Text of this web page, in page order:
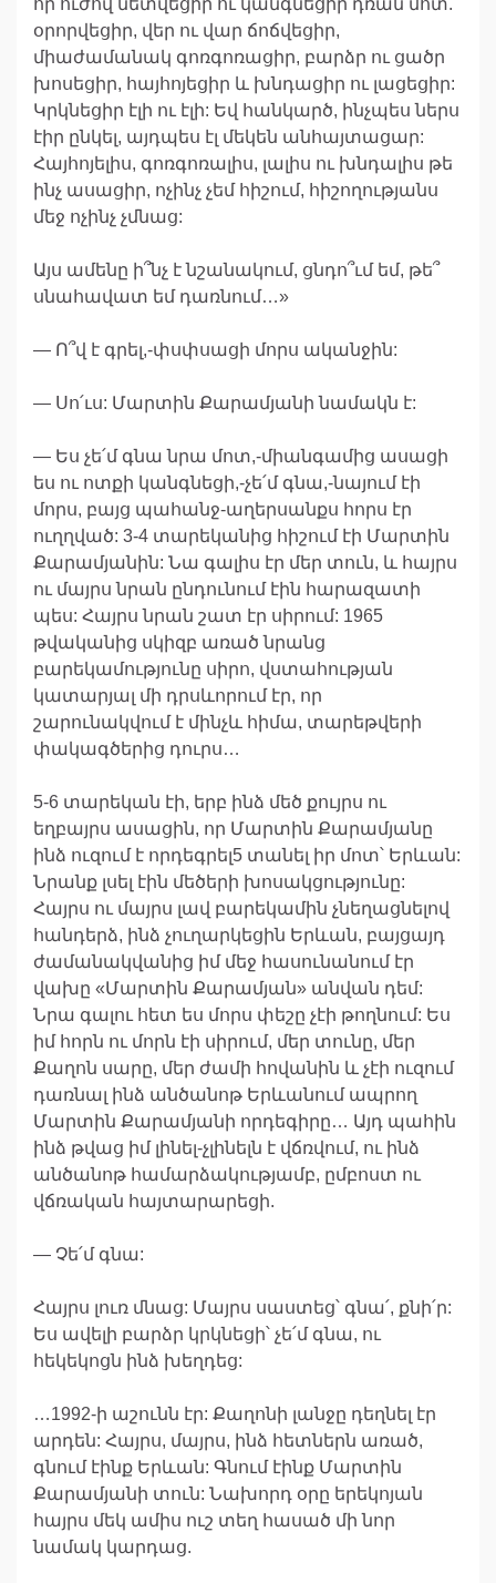
օրորվեցիր, վեր ու վար ճոճվեցիր,
միաժամանակ գոռգոռացիր, բարձր ու ցածր
խոսեցիր, հայհոյեցիր և խնդացիր ու լացեցիր:
Կրկնեցիր էլի ու էլի: Եվ հանկարծ, ինչպես ներս
էիր ընկել, այդպես էլ մեկեն անհայտացար:
Հայհոյելիս, գոռգոռալիս, լալիս ու խնդալիս թե
ինչ ասացիր, ոչինչ չեմ հիշում, հիշողությանս
մեջ ոչինչ չմնաց:
Այս ամենը ի՞նչ է նշանակում, ցնդո՞ւմ եմ, թե՞
սնահավատ եմ դառնում…»
— Ո՞վ է գրել,-փսփսացի մորս ականջին:
— Սո՛ւս: Մարտին Քարամյանի նամակն է:
— Ես չե՛մ գնա նրա մոտ,-միանգամից ասացի
ես ու ոտքի կանգնեցի,-չե՛մ գնա,-նայում էի
մորս, բայց պահանջ-աղերսանքս հորս էր
ուղղված: 3-4 տարեկանից հիշում էի Մարտին
Քարամյանին: Նա գալիս էր մեր տուն, և հայրս
ու մայրս նրան ընդունում էին հարազատի
պես: Հայրս նրան շատ էր սիրում: 1965
թվականից սկիզբ առած նրանց
բարեկամությունը սիրո, վստահության
կատարյալ մի դրսևորում էր, որ
շարունակվում է մինչև հիմա, տարեթվերի
փակագծերից դուրս…
5-6 տարեկան էի, երբ ինձ մեծ քույրս ու
եղբայրս ասացին, որ Մարտին Քարամյանը
ինձ ուզում է որդեգրել5 տանել իր մոտ՝ Երևան:
Նրանք լսել էին մեծերի խոսակցությունը:
Հայրս ու մայրս լավ բարեկամին չնեղացնելով
հանդերձ, ինձ չուղարկեցին Երևան, բայցայդ
ժամանակվանից իմ մեջ հասունանում էր
վախը «Մարտին Քարամյան» անվան դեմ:
Նրա գալու հետ ես մորս փեշը չէի թողնում: Ես
իմ հորն ու մորն էի սիրում, մեր տունը, մեր
Քաղոն սարը, մեր ժամի հովանին և չէի ուզում
դառնալ ինձ անծանոթ Երևանում ապրող
Մարտին Քարամյանի որդեգիրը… Այդ պահին
ինձ թվաց իմ լինել-չլինելն է վճռվում, ու ինձ
անծանոթ համարձակությամբ, ըմբոստ ու
վճռական հայտարարեցի.
— Չե՛մ գնա:
Հայրս լուռ մնաց: Մայրս սաստեց՝ գնա՛, քնի՛ր:
Ես ավելի բարձր կրկնեցի՝ չե՛մ գնա, ու
հեկեկոցն ինձ խեղդեց:
…1992-ի աշունն էր: Քաղոնի լանջը դեղնել էր
արդեն: Հայրս, մայրս, ինձ հետներն առած,
գնում էինք Երևան: Գնում էինք Մարտին
Քարամյանի տուն: Նախորդ օրը երեկոյան
հայրս մեկ ամիս ուշ տեղ հասած մի նոր
նամակ կարդաց.